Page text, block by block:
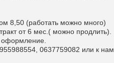
8,50 (работать можно много)
от 6 мес.( можно продлить).
оформление.
0637759082 или к нам